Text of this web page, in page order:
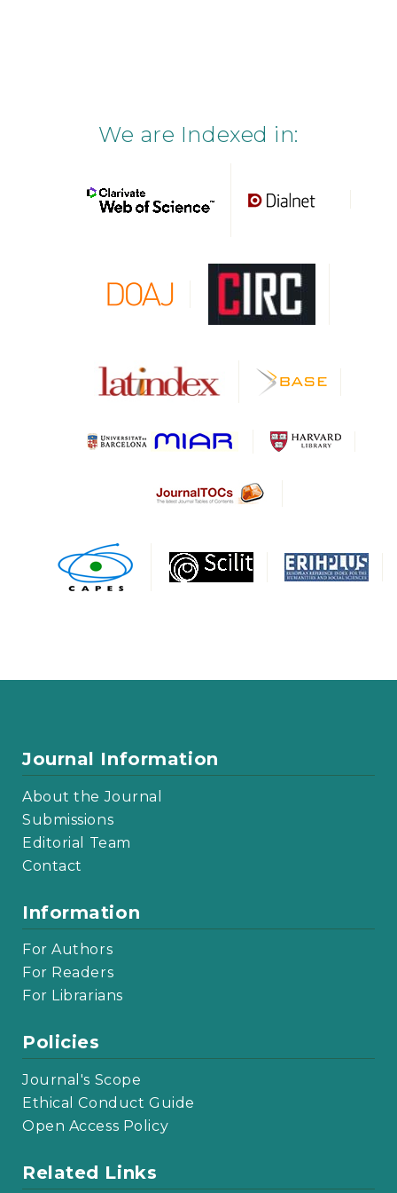
We are Indexed in:
Journal Information
About the Journal
Submissions
Editorial Team
Contact
Information
For Authors
For Readers
For Librarians
Policies
Journal's Scope
Ethical Conduct Guide
Open Access Policy
Related Links